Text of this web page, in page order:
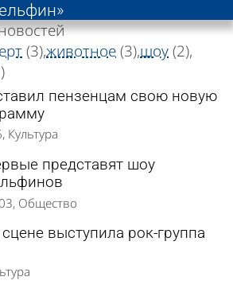
(3)животное(3)шоу(2)
пензенцам свою новую
Культура
представят шоу
Общество
выступила рок-группа